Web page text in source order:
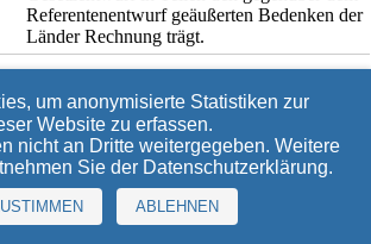
Referentenentwurf geäußerten Bedenken der
Länder Rechnung trägt.
geboten, sowohl für die Anerkennung
Verbraucherschlichtungsstellen als auch für die
eine einheitlich auf
angesiedelte Zuständigkeit
Der Bundesrat bedauert, dass dieses
Anliegen, welches die Länder während der
zum Gesetzentwurf mehrfach
um anonymisierte Statistiken zur
Website zu erfassen.
nicht an Dritte weitergegeben. Weitere
Sie der Datenschutzerklärung.
ABLEHNEN